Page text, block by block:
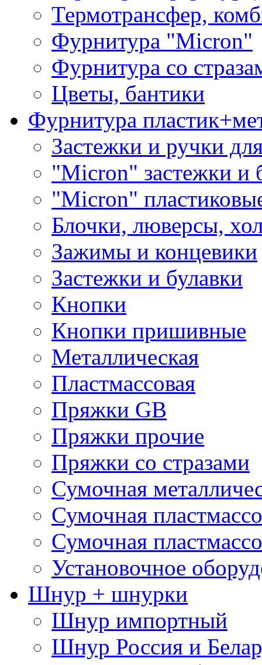
Термотрансфер,
Фурнитура "Micron"
Фурнитура со
Цветы, бантики
Фурнитура
Застежки и ручки
"Micron" застежки и
"Micron"
Блочки, люверсы,
Зажимы и концевики
Застежки и булавки
Кнопки
Кнопки пришивные
Металлическая
Пластмассовая
Пряжки GB
Пряжки прочие
Пряжки со стразами
Сумочная
Сумочная
Сумочная
Установочное
Шнур + шнурки
Шнур импортный
Шнур Россия и